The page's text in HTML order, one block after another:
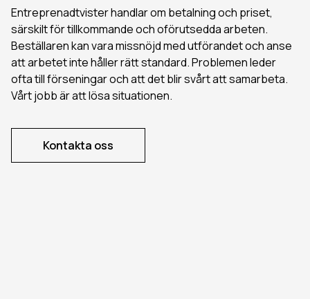
Kontakt
Material
Entreprenadtvister handlar om betalning och priset,
särskilt för tillkommande och oförutsedda arbeten.
Beställaren kan vara missnöjd med utförandet och anse
att arbetet inte håller rätt standard. Problemen leder
ofta till förseningar och att det blir svårt att samarbeta.
Vårt jobb är att lösa situationen.
Kontakta oss